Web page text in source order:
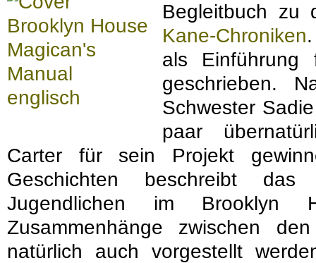
Begleitbuch
Kane-Chroniken
als Einführung
geschrieben.
Schwester
paar
Carter für sein Projekt
Geschichten beschreibt
Jugendlichen im
Zusammenhänge zwischen
natürlich auch vorgestellt